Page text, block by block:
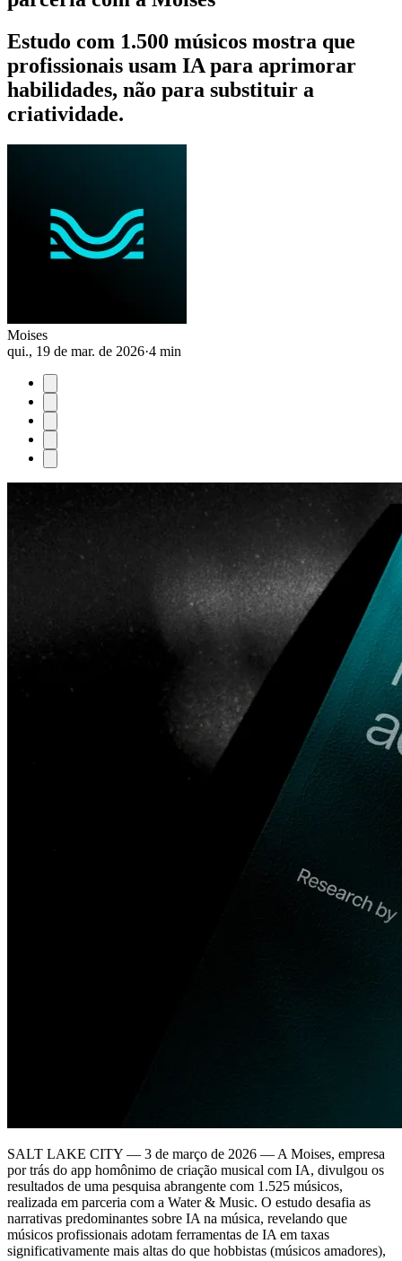
Estudo com 1.500 músicos mostra que
profissionais usam IA para aprimorar
habilidades, não para substituir a
criatividade.
Moises
qui., 19 de mar. de 2026·4 min
SALT LAKE CITY — 3 de março de 2026 — A Moises, empresa
por trás do app homônimo de criação musical com IA, divulgou os
resultados de uma pesquisa abrangente com 1.525 músicos,
realizada em parceria com a Water & Music. O estudo desafia as
narrativas predominantes sobre IA na música, revelando que
músicos profissionais adotam ferramentas de IA em taxas
significativamente mais altas do que hobbistas (músicos amadores),